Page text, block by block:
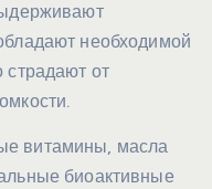
необходимой
страдают от
витамины, масла
биоактивные